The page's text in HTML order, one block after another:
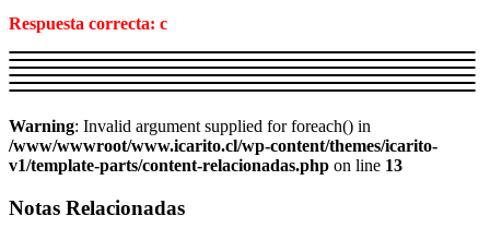
Respuesta correcta: c
Warning: Invalid argument supplied for foreach() in
/www/wwwroot/www.icarito.cl/wp-content/themes/icarito-
v1/template-parts/content-relacionadas.php on line 13
Notas Relacionadas